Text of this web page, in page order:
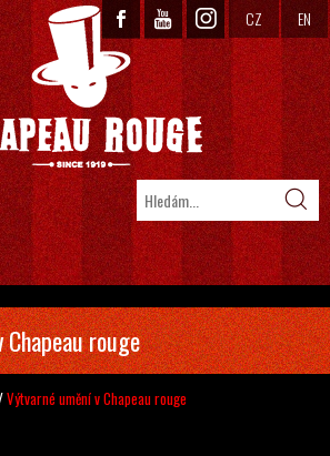
CZ EN
rouge
Výtvarné umění v Chapeau rouge